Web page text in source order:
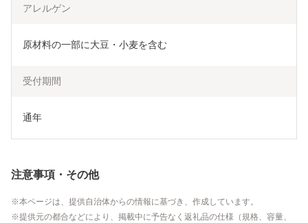
アレルゲン
原材料の一部に大豆・小麦を含む
受付期間
通年
注意事項・その他
本ページは、提供自治体からの情報に基づき、作成しています。
提供元の都合などにより、掲載中に予告なく返礼品の仕様（規格、容量、